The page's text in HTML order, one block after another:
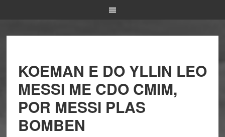
KOEMAN E DO YLLIN LEO
MESSI ME CDO CMIM,
POR MESSI PLAS
BOMBEN